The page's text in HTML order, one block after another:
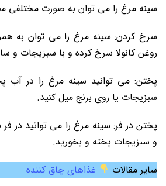
سینه مرغ را می‌ توان به صورت مختلفی
سرخ کردن: سینه مرغ را می ‌توان به
روغن کانولا سرخ کرده و با سبزیجات و
پختن: می ‌توانید سینه مرغ را در آب
سبزیجات یا روی برنج میل کنید.
پختن در فر: سینه مرغ را می ‌توانید در فر
و سبزیجات پخته و بخورید.
سایر مقالات
غذاهای چاق کننده